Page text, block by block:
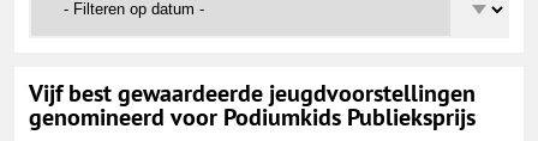
Yurls.net
Vacaturewijzer Basisonderwijs
Vijf best gewaardeerde jeugdvoorstellingen
genomineerd voor Podiumkids Publieksprijs